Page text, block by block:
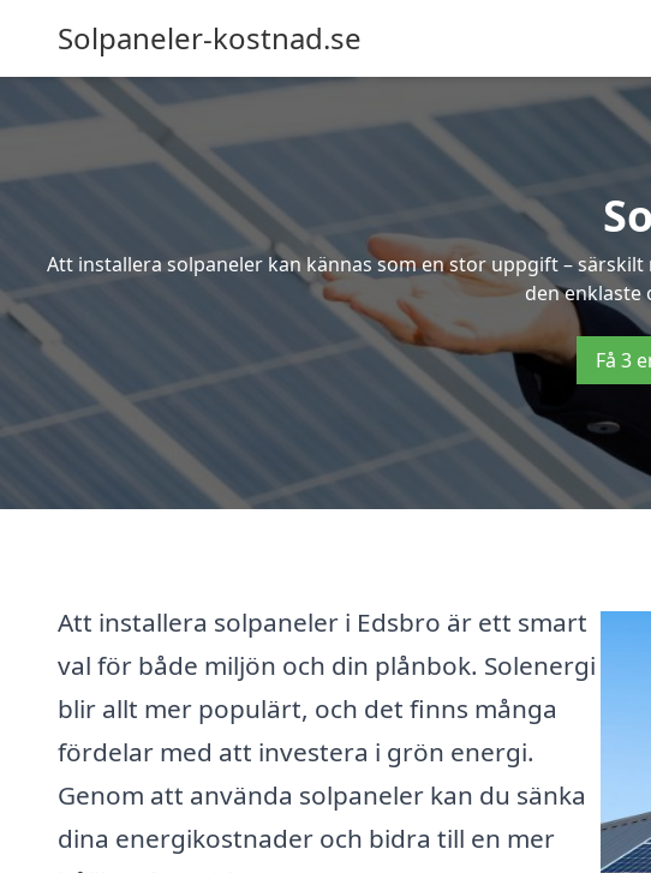
Solpaneler-kostnad.se
Att installera solpaneler kan kännas som en stor uppgift –
den enklaste
Få 3
Att installera solpaneler i Edsbro är ett smart
val för både miljön och din plånbok. Solenergi
blir allt mer populärt, och det finns många
fördelar med att investera i grön energi.
Genom att använda solpaneler kan du sänka
dina energikostnader och bidra till en mer